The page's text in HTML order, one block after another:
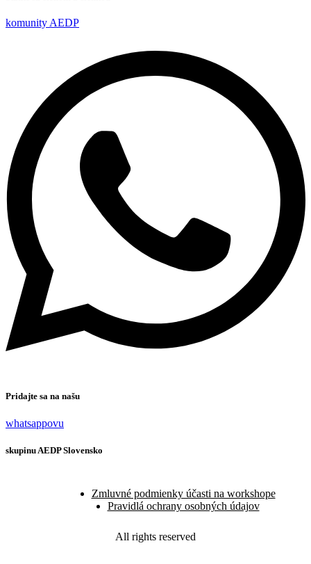
komunity AEDP
Pridajte sa na našu
whatsappovu
skupinu AEDP Slovensko
Zmluvné podmienky účasti na workshope
Pravidlá ochrany osobných údajov
All rights reserved